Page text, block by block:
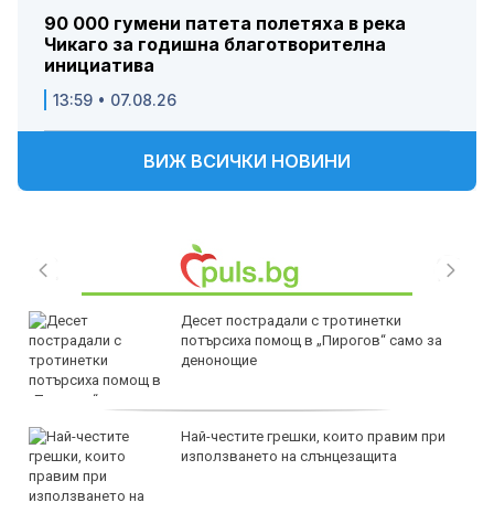
90 000 гумени патета полетяха в река
Чикаго за годишна благотворителна
инициатива
13:59 • 07.08.26
ВИЖ ВСИЧКИ НОВИНИ
Десет пострадали с тротинетки
потърсиха помощ в „Пирогов“ само за
денонощие
Най-честите грешки, които правим при
използването на слънцезащита